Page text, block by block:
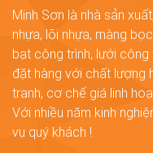
Minh Sơn là nhà sản
nhựa, lõi nhựa, màng
bạt công trình, lưới
đặt hàng với chất lượng
tranh, cơ chế giá linh
Với nhiều năm kinh
vụ quý khách !